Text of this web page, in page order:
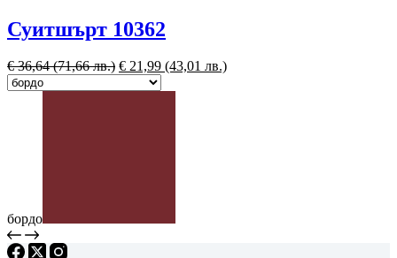
Суитшърт 10362
€36,64(71,66 лв.) € 21,99 (43,01 лв.)
бордо